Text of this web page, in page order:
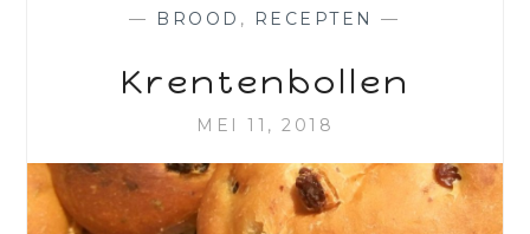
— BROOD , RECEPTEN —
Krentenbollen
MEI 11, 2018